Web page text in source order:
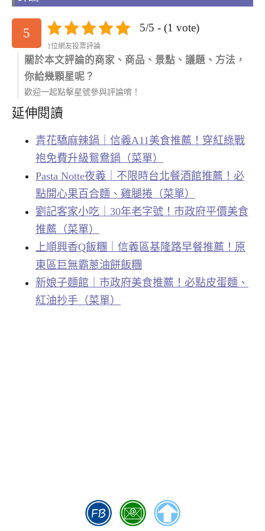
5 5/5 - (1 vote)
1位網友投票評論
關於本文評論的商家、商品、景點、議題、方法，
你給幾顆星呢？
歡迎一起點擊星號參與評論唷！
延伸閱讀
青花驕麻辣鍋｜信義A11美食推薦！穿紅綠戰
袍免費升級鴛鴦鍋（菜單）
Pasta Notte夜義｜不限時台北餐酒館推薦！必
點開心果百合麵、雞腿捲（菜單）
劉記客家小吃｜30年老字號！市政府平價美食
推薦（菜單）
上順興香Q飯糰｜信義區基隆路早餐推薦！原
東區巨無霸蔥油餅飯糰
新娘子麵館｜市政府美食推薦！必點皮蛋麵、
紅油抄手（菜單）